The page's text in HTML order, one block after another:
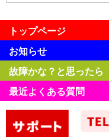
トップページ
お知らせ
故障かな？と思ったら
最近よくある質問